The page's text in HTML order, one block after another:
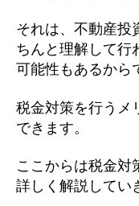
それは、不動産投
ちんと理解して行
可能性もあるから
税金対策を行うメ
できます。
ここからは税金対
詳しく解説してい